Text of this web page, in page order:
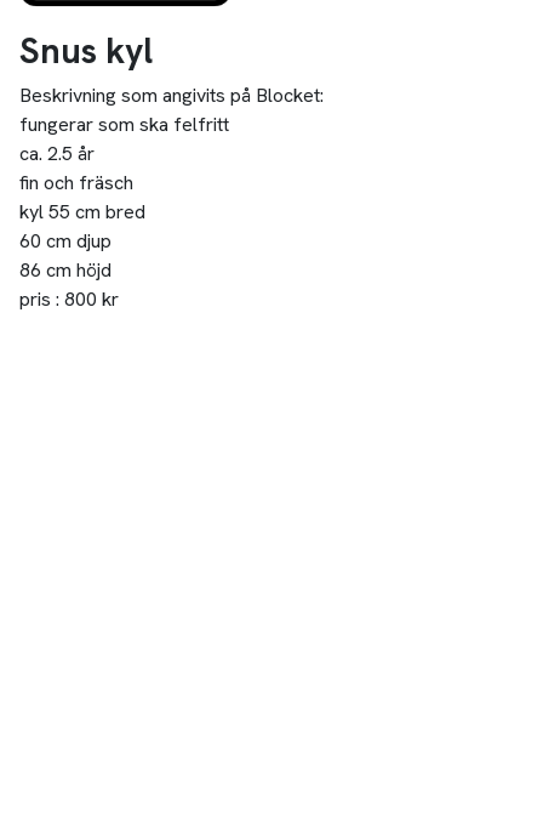
Snus kyl
Beskrivning som angivits på Blocket:
fungerar som ska felfritt
ca. 2.5 år
fin och fräsch
kyl 55 cm bred
60 cm djup
86 cm höjd
pris : 800 kr